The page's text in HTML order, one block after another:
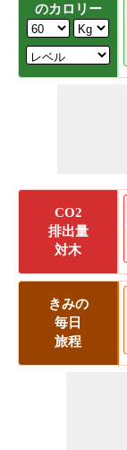
のカロリー
CO2
排出量
対木
きみの
毎日
旅程